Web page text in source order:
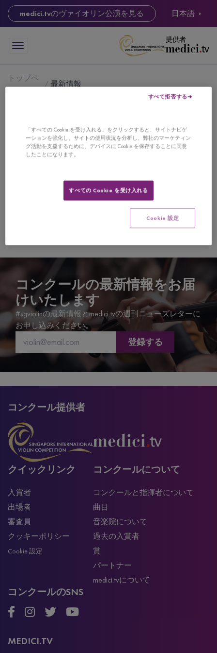
medici.tvのヴァイオリン公演を見る 日本語
提供者
トップペ
ージ
最新情報
テーマ別で見る：
#グランドファイナル
#欢迎
コンクールの最新情報をお届
けいたします
#sgviolinの最新情報とmedici.tvの週刊ニューズレターに
お申し込みください。
登録する
コンクール提供者
クイックリンク
入賞者
出場者
審査員
クッキーポリシー
Cookie 設定
コンクールについて
コンクールと指揮者について
曲目
音楽院について
過去の入賞者
賞
パートナー
medici.tvについて
コンクールのSNS
MEDICI.TV
「すべての Cookie を受け入れる」をクリックすると、サイトナビゲ
ーションを強化し、サイトの使用状況を分析し、弊社のマーケティン
グ活動を支援するために、デバイスに Cookie を保存することに同意
したことになります。
すべて拒否する
すべての Cookie を受け入れる
Cookie 設定